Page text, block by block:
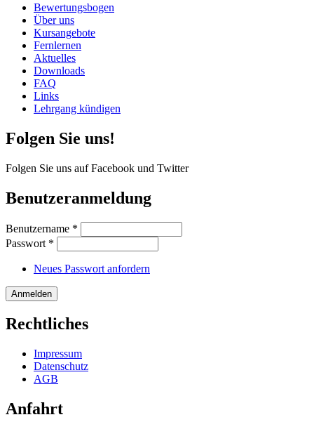
Bewertungsbogen
Über uns
Kursangebote
Fernlernen
Aktuelles
Downloads
FAQ
Links
Lehrgang kündigen
Folgen Sie uns!
Folgen Sie uns auf Facebook und Twitter
Benutzeranmeldung
Benutzername *
Passwort *
Neues Passwort anfordern
Rechtliches
Impressum
Datenschutz
AGB
Anfahrt